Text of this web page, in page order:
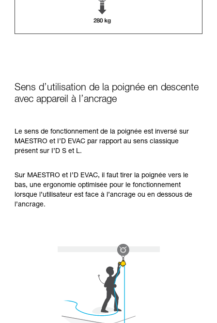
Sens d’utilisation de la poignée en descente
avec appareil à l’ancrage
Le sens de fonctionnement de la poignée est inversé sur
MAESTRO et I’D EVAC par rapport au sens classique
présent sur I’D S et L.
Sur MAESTRO et I’D EVAC, il faut tirer la poignée vers le
bas, une ergonomie optimisée pour le fonctionnement
lorsque l’utilisateur est face à l’ancrage ou en dessous de
l’ancrage.